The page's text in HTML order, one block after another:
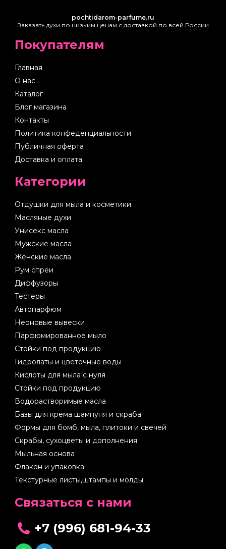
pochtidarom-parfume.ru
Заказать духи по низким ценам с доставкой по всей России
Покупателям
Главная
О нас
Каталог
Блог магазина
Контакты
Политика конфеденциальности
Публичная оферта
Доставка и оплата
Категории
Отдушки для мыла и косметики
Масляные духи
Унисекс масла
Мужские масла
Женские масла
Рум спреи
Диффузоры
Тестеры
Автопарфюм
Неоновые вывески
Парфюмированное мыло
Стойки под продукцию
Гидролаты и цветочные воды
Кислоты для мыла с нуля
Стойки под продукцию
Водорастворимые масла
Базы для крема шампуня и скраба
Формы для бомб, мыла, плитоки и свечей
Скрабы, сухоцветы и дополнения
Мыльная основа
Флакон и упаковка
Текстурные листы,штампы и молды
Cвязаться с нами
+7 (996) 681-94-33